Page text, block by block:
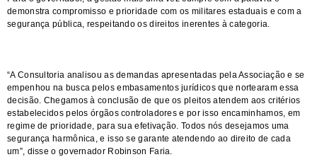
demonstra compromisso e prioridade com os militares estaduais e com a
segurança pública, respeitando os direitos inerentes à categoria.
“A Consultoria analisou as demandas apresentadas pela Associação e se
empenhou na busca pelos embasamentos jurídicos que nortearam essa
decisão. Chegamos à conclusão de que os pleitos atendem aos critérios
estabelecidos pelos órgãos controladores e por isso encaminhamos, em
regime de prioridade, para sua efetivação. Todos nós desejamos uma
segurança harmônica, e isso se garante atendendo ao direito de cada
um”, disse o governador Robinson Faria.